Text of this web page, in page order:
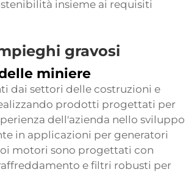
insieme ai requisiti
gravosi
miniere
dai settori delle costruzioni e
prodotti progettati per
dell'azienda nello sviluppo
in applicazioni per generatori
motori sono progettati con
e filtri robusti per